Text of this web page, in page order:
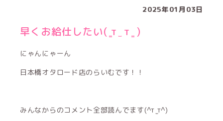
2025年01月03日
早くお給仕したい( ̳т ̫ т ̳ )
にゃんにゃーん
日本橋オタロード店のらいむです！！
みんなからのコメント全部読んでます(^т ̫т^)